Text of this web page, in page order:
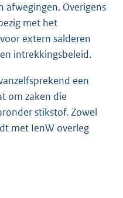
afwegingen. Overigens
met het
extern salderen
intrekkingsbeleid.
een
om zaken die
stikstof. Zowel
met IenW overleg